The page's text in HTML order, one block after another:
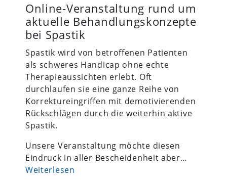
Online-Veranstaltung rund um
aktuelle Behandlungskonzepte
bei Spastik
Spastik wird von betroffenen Patienten
als schweres Handicap ohne echte
Therapieaussichten erlebt. Oft
durchlaufen sie eine ganze Reihe von
Korrektureingriffen mit demotivierenden
Rückschlägen durch die weiterhin aktive
Spastik.
Unsere Veranstaltung möchte diesen
Eindruck in aller Bescheidenheit aber…
Weiterlesen